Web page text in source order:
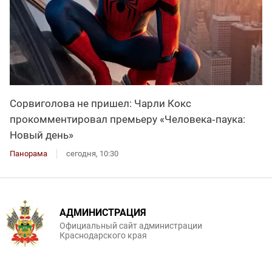
Сорвиголова не пришел: Чарли Кокс
прокомментировал премьеру «Человека‑паука:
Новый день»
Панорама сегодня, 10:30
АДМИНИСТРАЦИЯ
Официальный сайт администрации
Краснодарского края